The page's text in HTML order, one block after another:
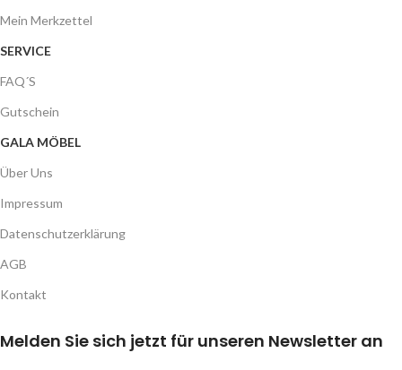
Mein Merkzettel
SERVICE
FAQ´S
Gutschein
GALA MÖBEL
Über Uns
Impressum
Datenschutzerklärung
AGB
Kontakt
Melden Sie sich jetzt für unseren Newsletter an